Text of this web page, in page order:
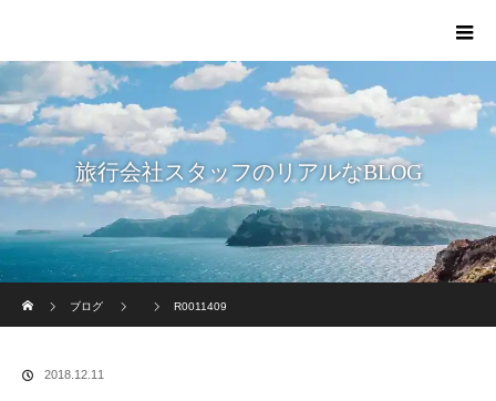
旅行会社スタッフのリアルなBLOG
ブログ
R0011409
2018.12.11